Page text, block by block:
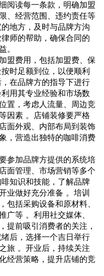
阅读每一条款，明确加盟
、经营范围、违约责任等
地方，及时与品牌方沟
师的帮助，确保合同的
。
盟费用，包括加盟费、保
时足额到位，以便顺利
在品牌方的指导下进行
用其专业经验和市场数
置，考虑人流量、周边竞
因素 。店铺装修要严格
面外观、内部布局到装饰
，营造出独特的咖啡消费
参加品牌方提供的系统培
面管理、市场营销等多个
知识和技能，了解品牌
业做好充分准备 。培训
包括采购设备和原材料、
广等 。利用社交媒体、
提前吸引消费者的关注，
后，选择一个吉日举行
旅 。开业后，持续关注
经营策略，提升店铺的竞